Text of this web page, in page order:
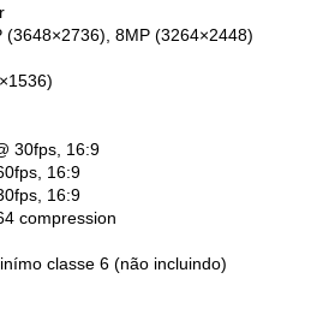
(3648×2736), 8MP (3264×2448)
30fps, 16:9
16:9
16:9
compression
classe 6 (não incluindo)